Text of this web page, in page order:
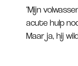
‘Mijn
acute hulp
Maar ja, hij